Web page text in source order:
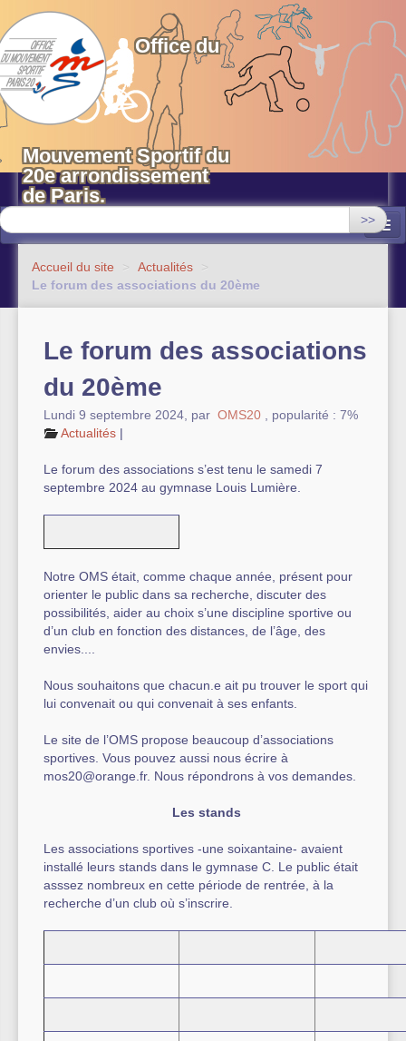
OMS 20 Paris
Office du
Mouvement Sportif du
20e arrondissement
de Paris.
>>
Equipements sportifs municipaux
Evénements
Actualités
Autre équipement sportif
Actualités des associations
Accueil du site > Actualités
>
Le forum des associations du 20ème
Le forum des associations
du 20ème
Lundi 9 septembre 2024 par OMS20
popularité : 7%
Actualités |
Le forum des associations s’est tenu le samedi 7
septembre 2024 au gymnase Louis Lumière.
Notre OMS était, comme chaque année, présent pour
orienter le public dans sa recherche, discuter des
possibilités, aider au choix s’une discipline sportive ou
d’un club en fonction des distances, de l’âge, des
envies....
Nous souhaitons que chacun.e ait pu trouver le sport qui
lui convenait ou qui convenait à ses enfants.
Le site de l’OMS propose beaucoup d’associations
sportives. Vous pouvez aussi nous écrire à
mos20@orange.fr. Nous répondrons à vos demandes.
Les stands
Les associations sportives -une soixantaine- avaient
installé leurs stands dans le gymnase C. Le public était
asssez nombreux en cette période de rentrée, à la
recherche d’un club où s’inscrire.